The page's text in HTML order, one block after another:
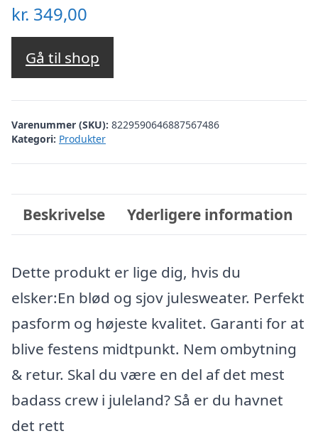
kr. 349,00
Gå til shop
Varenummer (SKU): 8229590646887567486
Kategori: Produkter
Beskrivelse Yderligere information
Dette produkt er lige dig, hvis du
elsker:En blød og sjov julesweater. Perfekt
pasform og højeste kvalitet. Garanti for at
blive festens midtpunkt. Nem ombytning
& retur. Skal du være en del af det mest
badass crew i juleland? Så er du havnet
det rett